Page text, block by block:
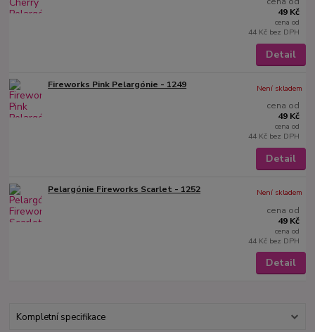
49 Kč
cena od
44 Kč bez DPH
Detail
Fireworks Pink Pelargónie - 1249
cena od
49 Kč
cena od
44 Kč bez DPH
Není skladem
Detail
Pelargónie Fireworks Scarlet - 1252
cena od
49 Kč
cena od
44 Kč bez DPH
Není skladem
Detail
Kompletní specifikace